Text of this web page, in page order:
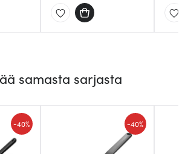
samasta sarjasta
-40% -40%